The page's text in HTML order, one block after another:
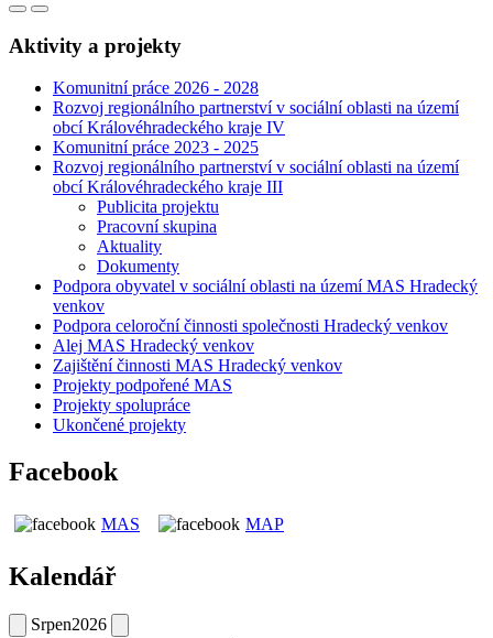
Aktivity a projekty
Komunitní práce 2026 - 2028
Rozvoj regionálního partnerství v sociální oblasti na území
obcí Královéhradeckého kraje IV
Komunitní práce 2023 - 2025
Rozvoj regionálního partnerství v sociální oblasti na území
obcí Královéhradeckého kraje III
Publicita projektu
Pracovní skupina
Aktuality
Dokumenty
Podpora obyvatel v sociální oblasti na území MAS Hradecký
venkov
Podpora celoroční činnosti společnosti Hradecký venkov
Alej MAS Hradecký venkov
Zajištění činnosti MAS Hradecký venkov
Projekty podpořené MAS
Projekty spolupráce
Ukončené projekty
Facebook
MAS MAP
Kalendář
Srpen2026